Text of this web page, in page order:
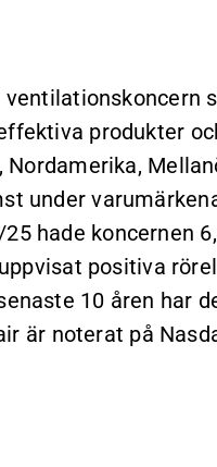
produkter
under
hade koncernen
positiva
10 åren har
är noterat på